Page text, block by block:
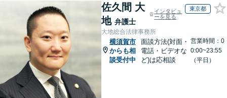
佐久間 大
地 弁護士
インタビュ
ーを見る
東京都
大地総合法律事務所
横須賀市
からも相
談受付中
面談方法(対面・
電話・ビデオな
ど)は応相談
営業時間：0
0:00~23:55
（平日）